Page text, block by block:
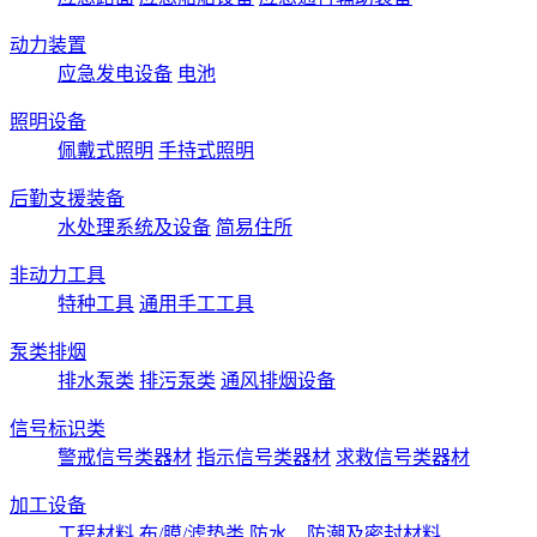
动力装置
应急发电设备 电池
照明设备
佩戴式照明 手持式照明
后勤支援装备
水处理系统及设备 简易住所
非动力工具
特种工具 通用手工工具
泵类排烟
排水泵类 排污泵类 通风排烟设备
信号标识类
警戒信号类器材 指示信号类器材 求救信号类器材
加工设备